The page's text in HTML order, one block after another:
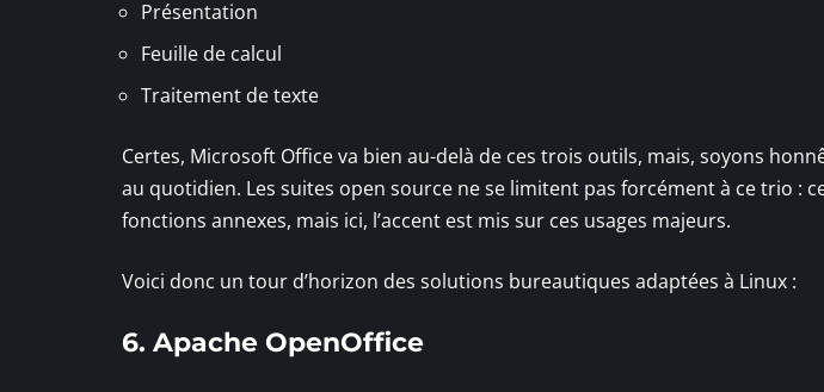
Présentation
Feuille de calcul
Traitement de texte
Certes, Microsoft Office va bien au-delà de ces trois outils, mais, soyons
au quotidien. Les suites open source ne se limitent pas forcément à ce trio :
fonctions annexes, mais ici, l’accent est mis sur ces usages majeurs.
Voici donc un tour d’horizon des solutions bureautiques adaptées à Linux :
6. Apache OpenOffice